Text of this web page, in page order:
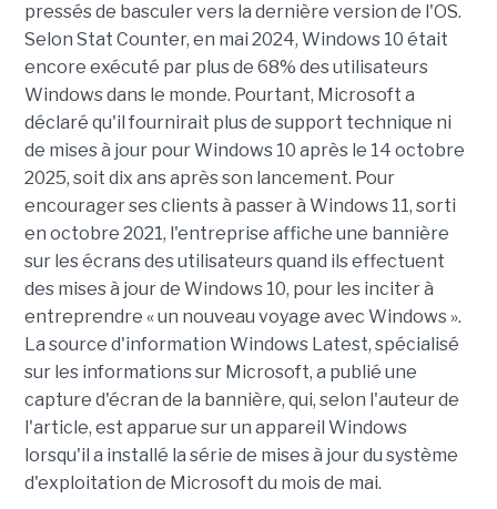
pressés de basculer vers la dernière version de l'OS.
Selon Stat Counter, en mai 2024, Windows 10 était
encore exécuté par plus de 68% des utilisateurs
Windows dans le monde. Pourtant, Microsoft a
déclaré qu'il fournirait plus de support technique ni
de mises à jour pour Windows 10 après le 14 octobre
2025, soit dix ans après son lancement. Pour
encourager ses clients à passer à Windows 11, sorti
en octobre 2021, l'entreprise affiche une bannière
sur les écrans des utilisateurs quand ils effectuent
des mises à jour de Windows 10, pour les inciter à
entreprendre « un nouveau voyage avec Windows ».
La source d'information Windows Latest, spécialisé
sur les informations sur Microsoft, a publié une
capture d'écran de la bannière, qui, selon l'auteur de
l'article, est apparue sur un appareil Windows
lorsqu'il a installé la série de mises à jour du système
d'exploitation de Microsoft du mois de mai.